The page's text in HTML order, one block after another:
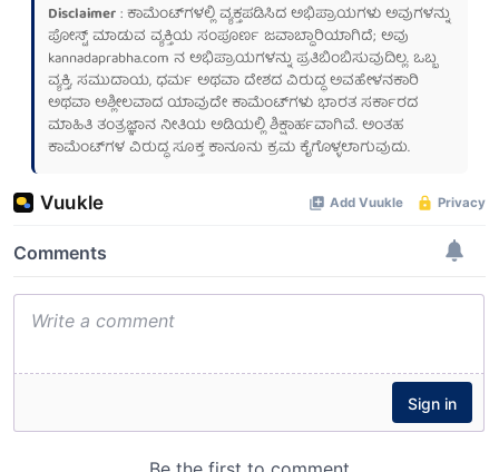
Disclaimer: ಕಾಮೆಂಟ್‌ಗಳಲ್ಲಿ ವ್ಯಕ್ತಪಡಿಸಿದ ಅಭಿಪ್ರಾಯಗಳು ಅವುಗಳನ್ನು
ಪೋಸ್ಟ್ ಮಾಡುವ ವ್ಯಕ್ತಿಯ ಸಂಪೂರ್ಣ ಜವಾಬ್ದಾರಿಯಾಗಿದೆ; ಅವು
kannadaprabha.com ನ ಅಭಿಪ್ರಾಯಗಳನ್ನು ಪ್ರತಿಬಿಂಬಿಸುವುದಿಲ್ಲ. ಒಬ್ಬ
ವ್ಯಕ್ತಿ, ಸಮುದಾಯ, ಧರ್ಮ ಅಥವಾ ದೇಶದ ವಿರುದ್ಧ ಅವಹೇಳನಕಾರಿ
ಅಥವಾ ಅಶ್ಲೀಲವಾದ ಯಾವುದೇ ಕಾಮೆಂಟ್‌ಗಳು ಭಾರತ ಸರ್ಕಾರದ
ಮಾಹಿತಿ ತಂತ್ರಜ್ಞಾನ ನೀತಿಯ ಅಡಿಯಲ್ಲಿ ಶಿಕ್ಷಾರ್ಹವಾಗಿವೆ. ಅಂತಹ
ಕಾಮೆಂಟ್‌ಗಳ ವಿರುದ್ಧ ಸೂಕ್ತ ಕಾನೂನು ಕ್ರಮ ಕೈಗೊಳ್ಳಲಾಗುವುದು.